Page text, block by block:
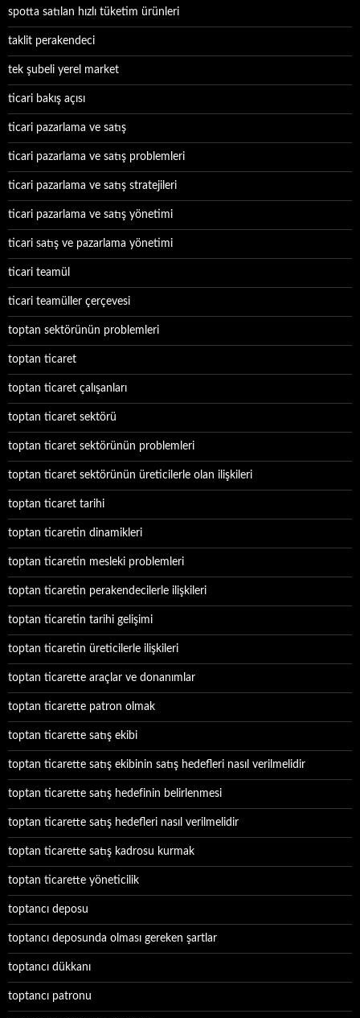
spotta satılan hızlı tüketim ürünleri
taklit perakendeci
tek şubeli yerel market
ticari bakış açısı
ticari pazarlama ve satış
ticari pazarlama ve satış problemleri
ticari pazarlama ve satış stratejileri
ticari pazarlama ve satış yönetimi
ticari satış ve pazarlama yönetimi
ticari teamül
ticari teamüller çerçevesi
toptan sektörünün problemleri
toptan ticaret
toptan ticaret çalışanları
toptan ticaret sektörü
toptan ticaret sektörünün problemleri
toptan ticaret sektörünün üreticilerle olan ilişkileri
toptan ticaret tarihi
toptan ticaretin dinamikleri
toptan ticaretin mesleki problemleri
toptan ticaretin perakendecilerle ilişkileri
toptan ticaretin tarihi gelişimi
toptan ticaretin üreticilerle ilişkileri
toptan ticarette araçlar ve donanımlar
toptan ticarette patron olmak
toptan ticarette satış ekibi
toptan ticarette satış ekibinin satış hedefleri nasıl verilmelidir
toptan ticarette satış hedefinin belirlenmesi
toptan ticarette satış hedefleri nasıl verilmelidir
toptan ticarette satış kadrosu kurmak
toptan ticarette yöneticilik
toptancı deposu
toptancı deposunda olması gereken şartlar
toptancı dükkanı
toptancı patronu